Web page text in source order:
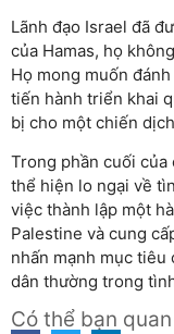
Lãnh đạo Israel đã
của Hamas, họ
Họ mong muốn
tiến hành triển khai
bị cho một chiến
Trong phần cuối
thể hiện lo ngại về
việc thành lập một
Palestine và cung
nhấn mạnh mục tiêu
dân thường trong
Có thể bạn